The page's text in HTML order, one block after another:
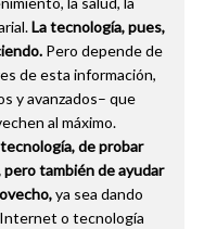
La tecnología, pues,
Pero depende de
de esta información,
y avanzados– que
al máximo.
de probar
también de ayudar
ya sea dando
o tecnología